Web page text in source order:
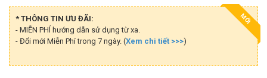
MỚI
* THÔNG TIN ƯU ĐÃI:
- MIỄN PHÍ hướng dẫn sử dụng từ xa.
- Đổi mới Miễn Phí trong 7 ngày. (Xem chi tiết >>>)